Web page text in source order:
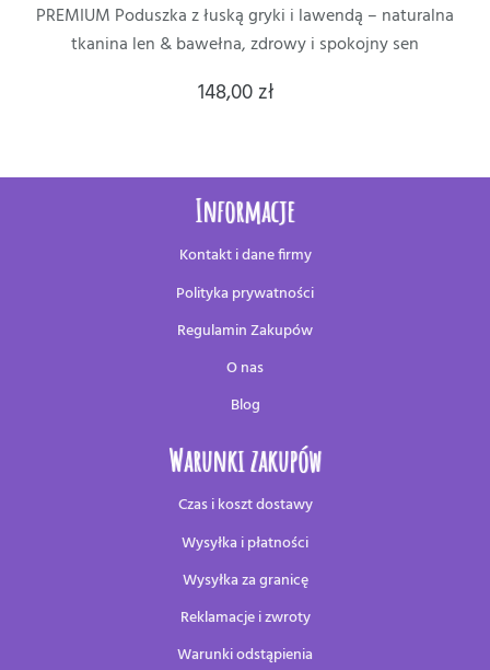
PREMIUM Poduszka z łuską gryki i lawendą – naturalna
tkanina len & bawełna, zdrowy i spokojny sen
148,00 zł
Informacje
Kontakt i dane firmy
Polityka prywatności
Regulamin Zakupów
O nas
Blog
Warunki zakupów
Czas i koszt dostawy
Wysyłka i płatności
Wysyłka za granicę
Reklamacje i zwroty
Warunki odstąpienia